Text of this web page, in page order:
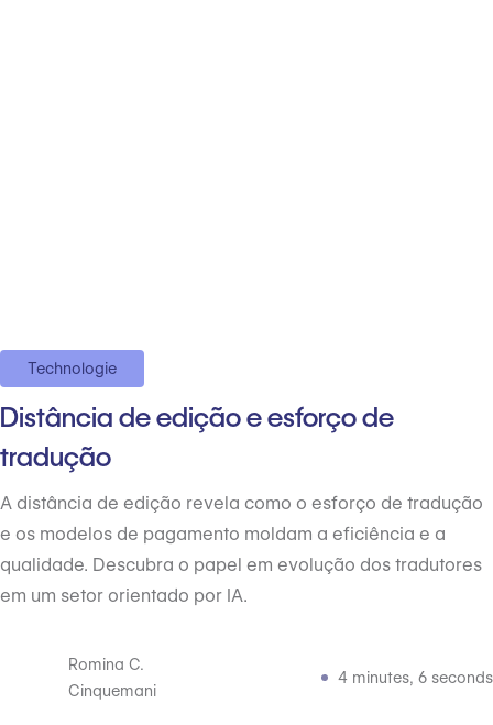
Technologie
Distância de edição e esforço de
tradução
A distância de edição revela como o esforço de tradução
e os modelos de pagamento moldam a eficiência e a
qualidade. Descubra o papel em evolução dos tradutores
em um setor orientado por IA.
Romina C.
Cinquemani
4 minutes, 6 seconds